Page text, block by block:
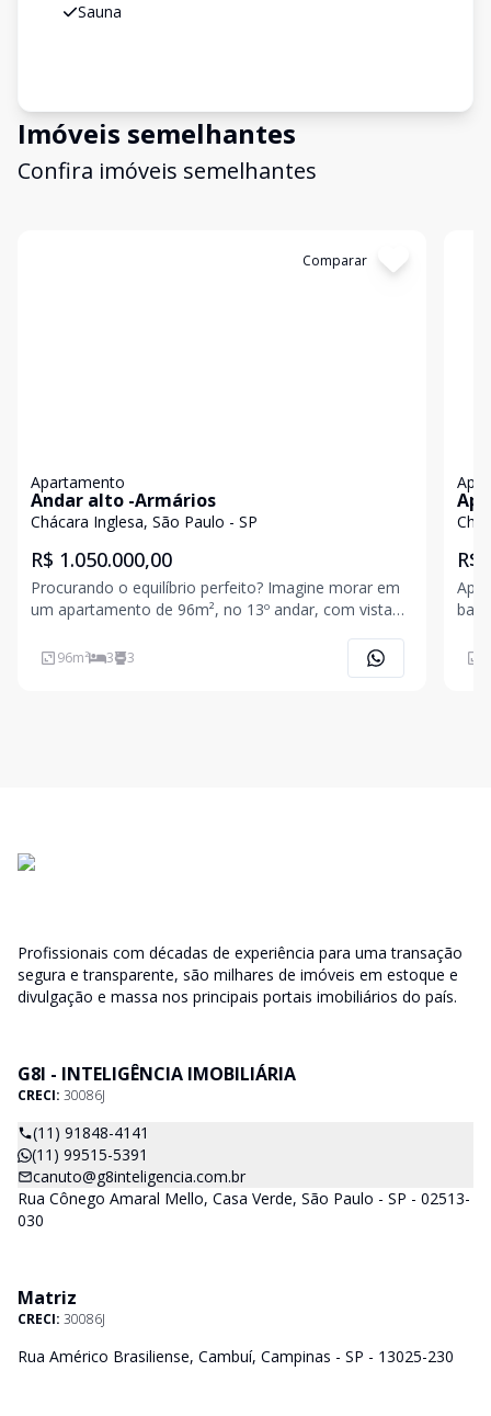
Sauna
Imóveis semelhantes
Confira imóveis semelhantes
Comparar
Apartamento
Andar alto -Armários
Chácara Inglesa, São Paulo - SP
R$ 1.050.000,00
Procurando o equilíbrio perfeito? Imagine morar em
um apartamento de 96m², no 13º andar, com vista
família merece. Localizado estrategicamente na Rua
Correia de Lemos, este apartamento possui: 3 dorm
96m² 3 3
R$
Profissionais com décadas de experiência para uma transação
segura e transparente, são milhares de imóveis em estoque e
divulgação e massa nos principais portais imobiliários do país.
G8I - INTELIGÊNCIA IMOBILIÁRIA
CRECI: 30086J
(11) 91848-4141
(11) 99515-5391
canuto@g8inteligencia.com.br
Rua Cônego Amaral Mello, Casa Verde, São Paulo - SP - 02513-
030
Matriz
CRECI: 30086J
Rua Américo Brasiliense, Cambuí, Campinas - SP - 13025-230